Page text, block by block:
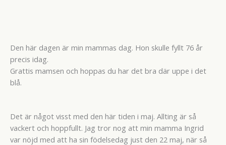
Den här dagen är min mammas dag. Hon skulle fyllt 76 år
precis idag.
Grattis mamsen och hoppas du har det bra där uppe i det
blå.
Det är något visst med den här tiden i maj. Allting är så
vackert och hoppfullt. Jag tror nog att min mamma Ingrid
var nöjd med att ha sin födelsedag just den 22 maj, när så